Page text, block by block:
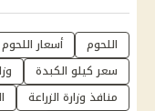
اللحوم أسعار
سعر كيلو الكبدة
منافذ وزارة الزراعة